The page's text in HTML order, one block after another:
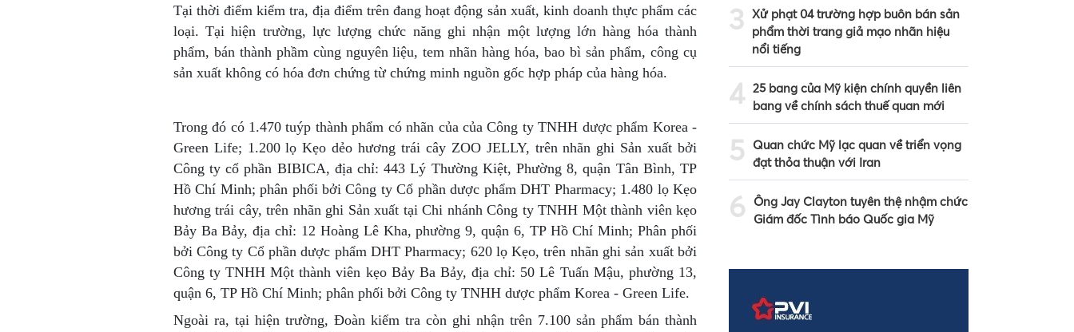
Tại thời điểm kiểm tra, địa điểm trên đang hoạt động sản xuất, kinh doanh thực phẩm các
loại. Tại hiện trường, lực lượng chức năng ghi nhận một lượng lớn hàng hóa thành
phẩm, bán thành phầm cùng nguyên liệu, tem nhãn hàng hóa, bao bì sản phẩm, công cụ
sản xuất không có hóa đơn chứng từ chứng minh nguồn gốc hợp pháp của hàng hóa.
Trong đó có 1.470 tuýp thành phẩm có nhãn của của Công ty TNHH dược phẩm Korea -
Green Life; 1.200 lọ Kẹo dẻo hương trái cây ZOO JELLY, trên nhãn ghi Sản xuất bởi
Công ty cổ phần BIBICA, địa chỉ: 443 Lý Thường Kiệt, Phường 8, quận Tân Bình, TP
Hồ Chí Minh; phân phối bởi Công ty Cổ phần dược phẩm DHT Pharmacy; 1.480 lọ Kẹo
hương trái cây, trên nhãn ghi Sản xuất tại Chi nhánh Công ty TNHH Một thành viên kẹo
Bảy Ba Bảy, địa chỉ: 12 Hoàng Lê Kha, phường 9, quận 6, TP Hồ Chí Minh; Phân phối
bởi Công ty Cổ phần dược phẩm DHT Pharmacy; 620 lọ Kẹo, trên nhãn ghi sản xuất bởi
Công ty TNHH Một thành viên kẹo Bảy Ba Bảy, địa chỉ: 50 Lê Tuấn Mậu, phường 13,
quận 6, TP Hồ Chí Minh; phân phối bởi Công ty TNHH dược phẩm Korea - Green Life.
Ngoài ra, tại hiện trường, Đoàn kiểm tra còn ghi nhận trên 7.100 sản phẩm bán thành
3 Xử phạt 04 trường hợp buôn bán sản
phẩm thời trang giả mạo nhãn hiệu
nổi tiếng
4 25 bang của Mỹ kiện chính quyền liên
bang về chính sách thuế quan mới
5
Quan chức Mỹ lạc quan về triển vọng
đạt thỏa thuận với Iran
6
Ông Jay Clayton tuyên thệ nhậm chức
Giám đốc Tình báo Quốc gia Mỹ